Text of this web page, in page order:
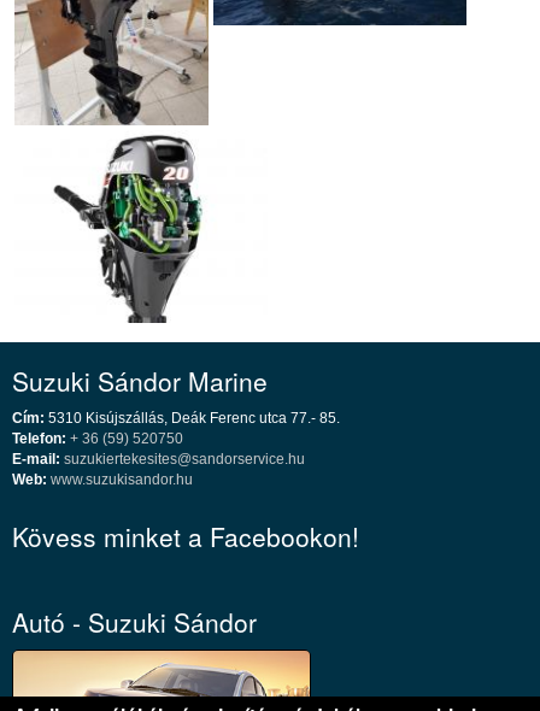
Suzuki Sándor Marine
Cím: 5310 Kisújszállás, Deák Ferenc utca 77.- 85.
Telefon: + 36 (59) 520750
E-mail: suzukiertekesites@sandorservice.hu
Web: www.suzukisandor.hu
Kövess minket a Facebookon!
Autó - Suzuki Sándor